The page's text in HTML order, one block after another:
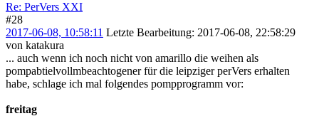
Re: PerVers XXI
#28
2017-06-08, 10:58:11 Letzte Bearbeitung: 2017-06-08, 22:58:29
von katakura
... auch wenn ich noch nicht von amarillo die weihen als
pompabtielvollmbeachtogener für die leipziger perVers erhalten
habe, schlage ich mal folgendes pompprogramm vor:
freitag